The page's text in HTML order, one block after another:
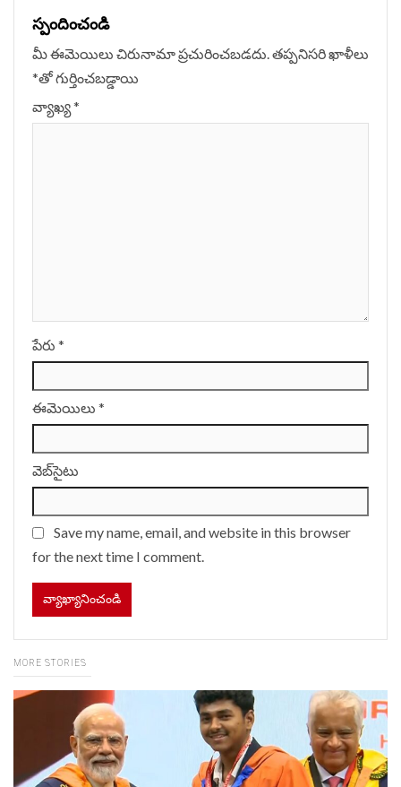
స్పందించండి
మీ ఈమెయిలు చిరునామా ప్రచురించబడదు.తప్పనిసరి ఖాళీలు
*‌తో గుర్తించబడ్డాయి
వ్యాఖ్య*
పేరు *
ఈమెయిలు *
వెబ్‌సైటు
Save my name, email, and website in this browser
for the next time I comment.
MORE STORIES